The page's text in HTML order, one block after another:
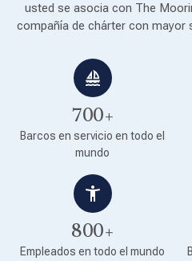
usted se asocia con The
compañía de chárter con mayor
700+
Barcos en servicio en todo el
mundo
800+
Empleados en todo el mundo